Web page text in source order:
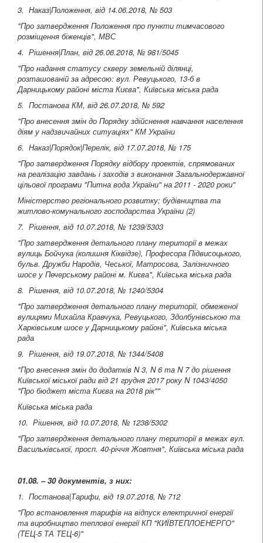
3. Наказ|Положення, від 14.06.2018, № 503
"Про затвердження Положення про пункти тимчасового
розміщення біженців", МВС
4. Рішення|План, від 26.06.2018, № 981/5045
"Про надання статусу скверу земельній ділянці,
розташованій за адресою: вул. Ревуцького, 13-б в
Дарницькому районі міста Києва", Київська міська рада
5. Постанова КМ, від 26.07.2018, № 592
"Про внесення змін до Порядку здійснення навчання населення
діям у надзвичайних ситуаціях" КМ України
6. Наказ|Порядок|Перелік, від 17.07.2018, № 175
"Про затвердження Порядку відбору проектів, спрямованих
на реалізацію завдань і заходів з виконання Загальнодержавної
цільової програми "Питна вода України" на 2011 - 2020 роки"
Міністерство регіонального розвитку; будівництва та
житлово-комунального господарства України (2)
7. Рішення, від 10.07.2018, № 1239/5303
"Про затвердження детального плану території в межах
вулиць Бойчука (колишня Кіквідзе), Професора Підвисоцького,
бульв. Дружби Народів, Чеської, Матросова, Залізничного
шосе у Печерському районі м. Києва", Київська міська рада
8. Рішення, від 10.07.2018, № 1240/5304
"Про затвердження детального плану території, обмеженої
вулицями Михайла Кравчука, Ревуцького, Здолбунівською та
Харківським шосе у Дарницькому районі", Київська міська
рада
9. Рішення, від 19.07.2018, № 1344/5408
"Про внесення змін до додатків N 3, N 6 та N 7 до рішення
Київської міської ради від 21 грудня 2017 року N 1043/4050
"Про бюджет міста Києва на 2018 рік""
Київська міська рада
10. Рішення, від 10.07.2018, № 1238/5302
"Про затвердження детального плану території в межах вул.
Васильківської, просп. 40-річчя Жовтня", Київська міська рада
01.08. – 30 документів, з них:
1. Постанова|Тарифи, від 19.07.2018, № 712
"Про встановлення тарифів на відпуск електричної енергії
та виробництво теплової енергії КП "КИЇВТЕПЛОЕНЕРГО"
(ТЕЦ-5 ТА ТЕЦ-6)"